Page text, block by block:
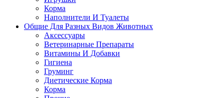
Корма
Наполнители И Туалеты
Общие Для Разных Видов Животных
Аксессуары
Ветеринарные Препараты
Витамины И Добавки
Гигиена
Груминг
Диетические Корма
Корма